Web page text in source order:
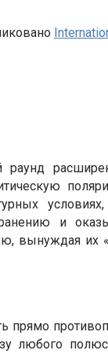
раунд
и
вынуждая их
прямо
любого